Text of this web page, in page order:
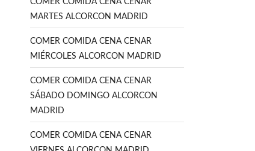
COMER COMIDA CENA CENAR
MARTES ALCORCON MADRID
COMER COMIDA CENA CENAR
MIÉRCOLES ALCORCON MADRID
COMER COMIDA CENA CENAR
SÁBADO DOMINGO ALCORCON
MADRID
COMER COMIDA CENA CENAR